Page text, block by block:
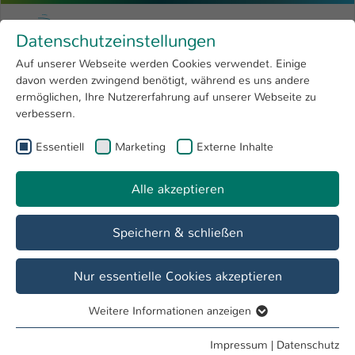
Menu
Forschung 4
Open submenu
Hochschule
International
Zum Hauptinhalt springen
Hochschule Kaiserslautern
Sie sind hier:
Aus dem Ausland
International Office
Ins Ausland Aus dem Ausland
Datenschutzeinstellungen
Auf unserer Webseite werden Cookies verwendet. Einige
davon werden zwingend benötigt, während es uns andere
ermöglichen, Ihre Nutzererfahrung auf unserer Webseite zu
verbessern.
Essentiell Marketing Externe Inhalte
Alle akzeptieren
Speichern & schließen
Nur essentielle Cookies akzeptieren
Essentielle Cookies werden für grundlegende Funktionen
Weitere Informationen anzeigen
Impressum | Datenschutz